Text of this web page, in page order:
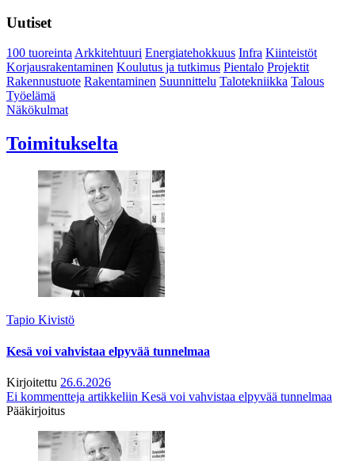
Uutiset
100 tuoreintaArkkitehtuuri Energiatehokkuus Infra Kiinteistöt
Korjausrakentaminen Koulutus ja tutkimus Pientalo Projektit
Rakennustuote Rakentaminen Suunnittelu Talotekniikka Talous
Työelämä
Näkökulmat
Toimitukselta
Tapio Kivistö
Kesä voi vahvistaa elpyvää tunnelmaa
Kirjoitettu 26.6.2026
Ei kommentteja artikkeliin Kesä voi vahvistaa elpyvää tunnelmaa
Pääkirjoitus